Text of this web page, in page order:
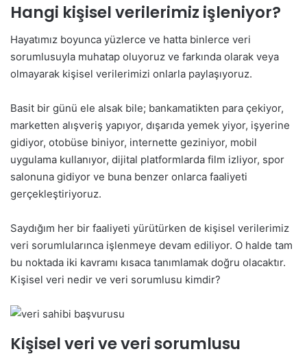
Hangi kişisel verilerimiz işleniyor?
Hayatımız boyunca yüzlerce ve hatta binlerce veri
sorumlusuyla muhatap oluyoruz ve farkında olarak veya
olmayarak kişisel verilerimizi onlarla paylaşıyoruz.
Basit bir günü ele alsak bile; bankamatikten para çekiyor,
marketten alışveriş yapıyor, dışarıda yemek yiyor, işyerine
gidiyor, otobüse biniyor, internette geziniyor, mobil
uygulama kullanıyor, dijital platformlarda film izliyor, spor
salonuna gidiyor ve buna benzer onlarca faaliyeti
gerçekleştiriyoruz.
Saydığım her bir faaliyeti yürütürken de kişisel verilerimiz
veri sorumlularınca işlenmeye devam ediliyor. O halde tam
bu noktada iki kavramı kısaca tanımlamak doğru olacaktır.
Kişisel veri nedir ve veri sorumlusu kimdir?
Kişisel veri ve veri sorumlusu